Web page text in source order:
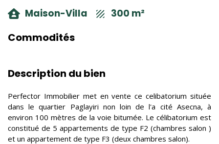
Maison-Villa 300 m²
Commodités
Description du bien
Perfector Immobilier met en vente ce celibatorium située
dans le quartier Paglayiri non loin de l'a cité Asecna, à
environ 100 mètres de la voie bitumée. Le célibatorium est
constitué de 5 appartements de type F2 (chambres salon )
et un appartement de type F3 (deux chambres salon).